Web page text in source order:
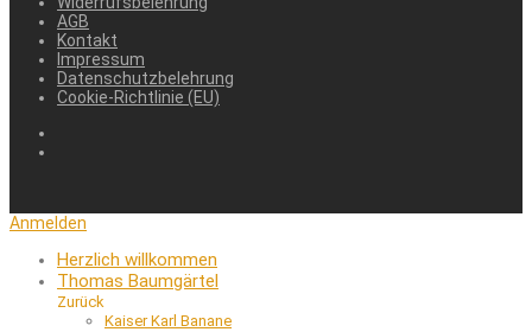
AGB
Kontakt
Impressum
Datenschutzbelehrung
Cookie-Richtlinie (EU)
Anmelden
Herzlich willkommen
Thomas Baumgärtel
Zurück
Kaiser Karl Banane